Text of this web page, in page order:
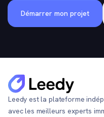
Démarrer mon projet
Leedy est la plateforme
avec les meilleurs experts